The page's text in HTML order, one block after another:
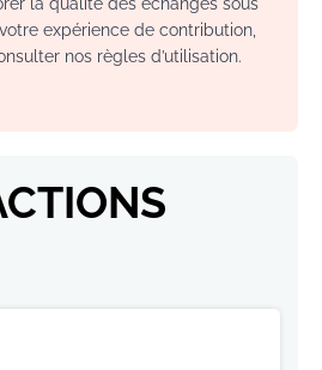
expérience de contribution,
nos règles d’utilisation.